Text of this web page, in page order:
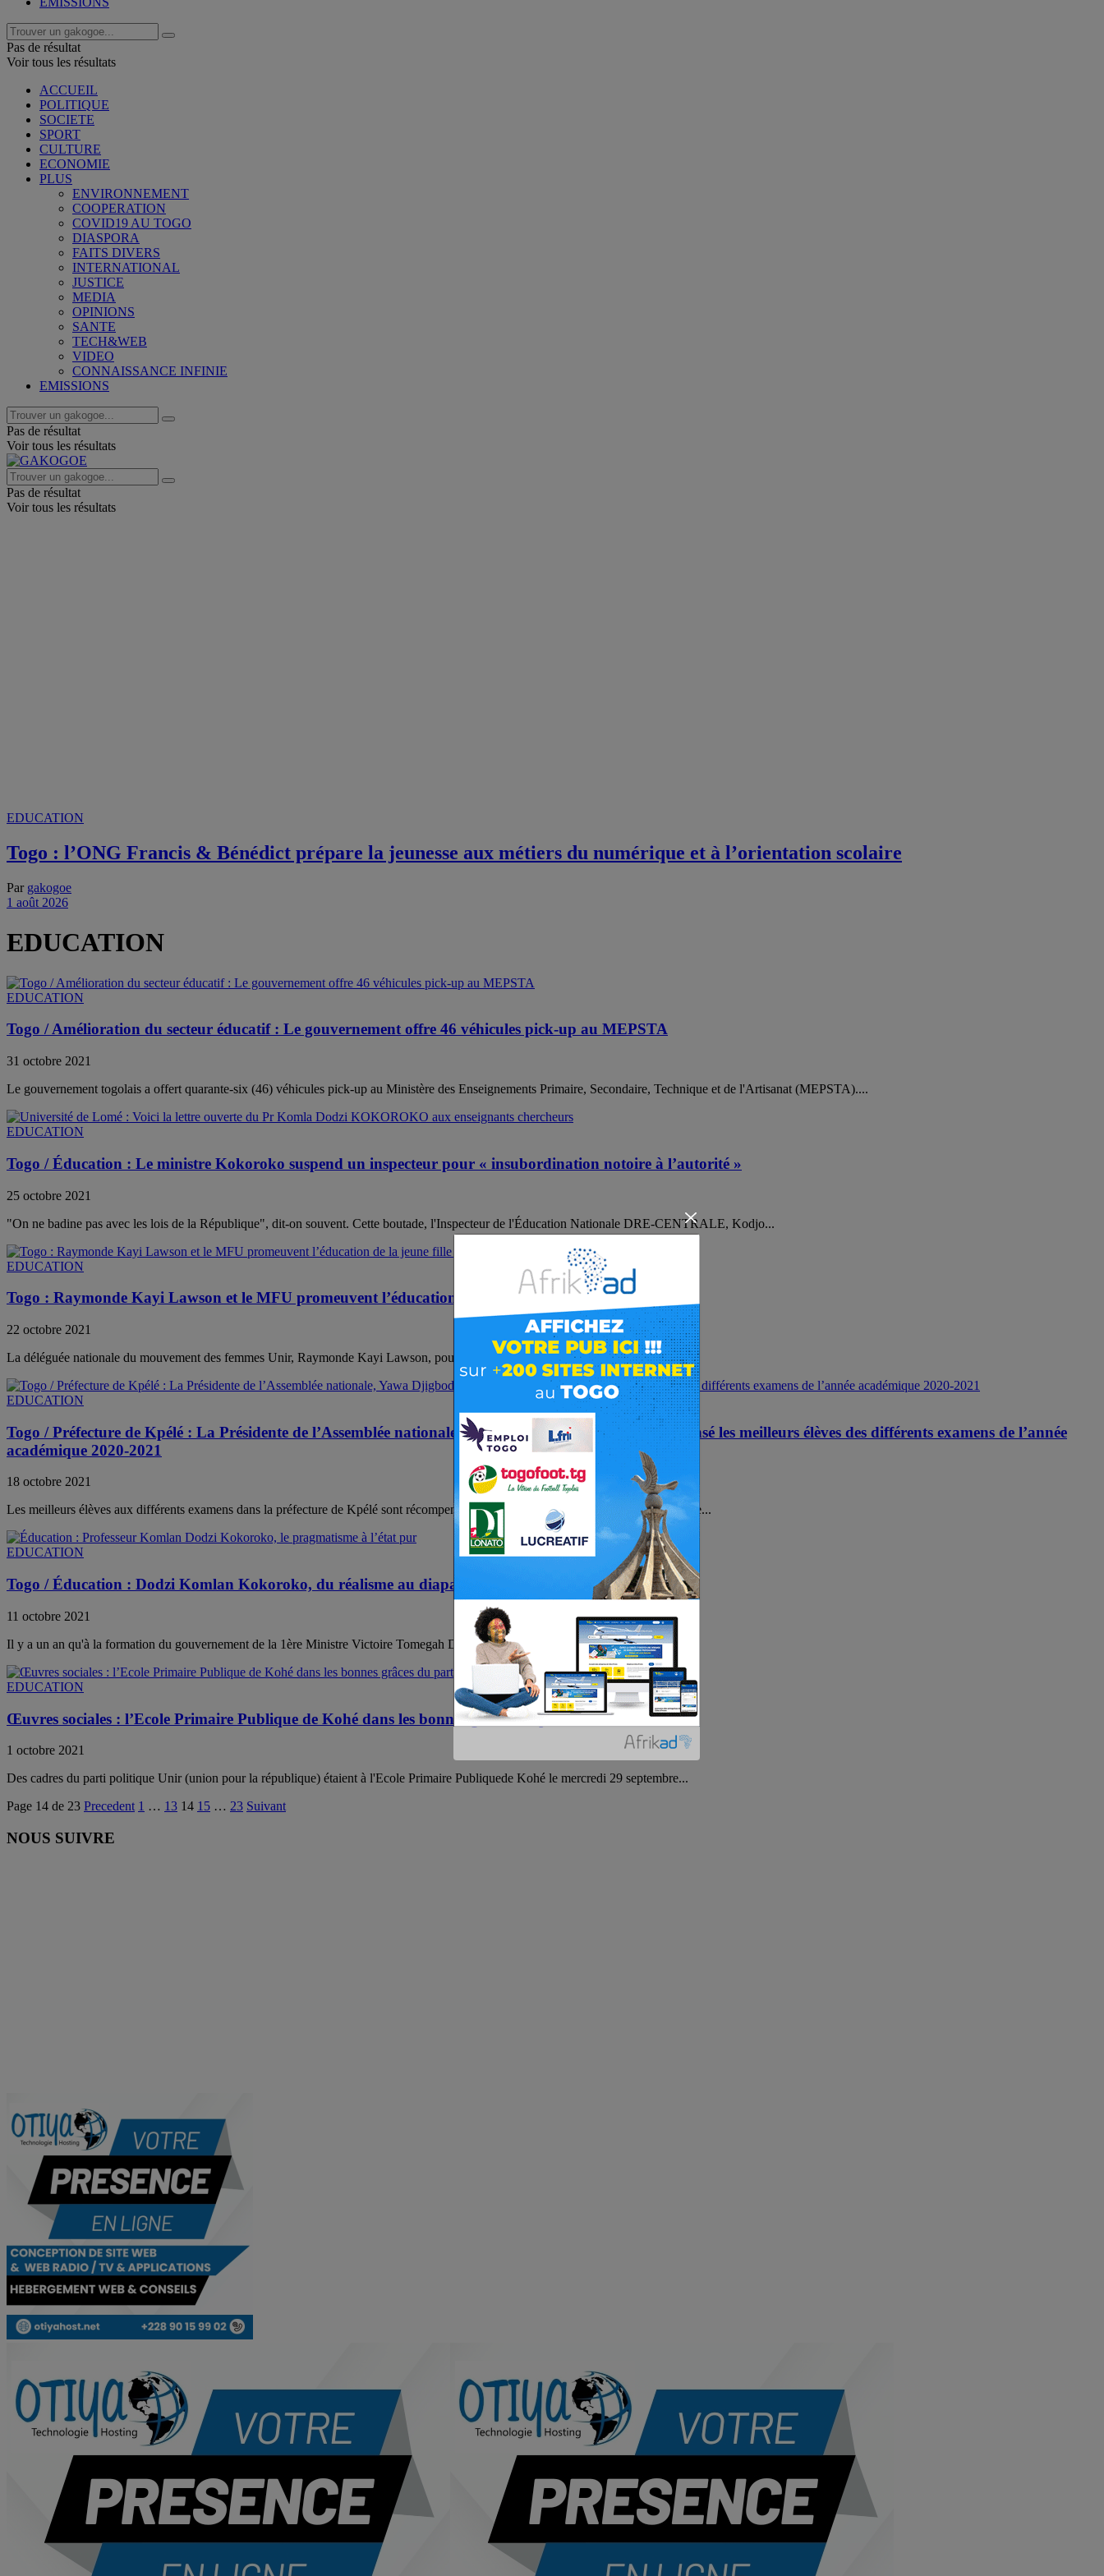
Pas de résultat
Voir tous les résultats
ACCUEIL
POLITIQUE
SOCIETE
SPORT
CULTURE
ECONOMIE
PLUS
ENVIRONNEMENT
COOPERATION
COVID19 AU TOGO
DIASPORA
FAITS DIVERS
INTERNATIONAL
JUSTICE
MEDIA
OPINIONS
SANTE
TECH&WEB
VIDEO
CONNAISSANCE INFINIE
EMISSIONS
Pas de résultat
Voir tous les résultats
Pas de résultat
Voir tous les résultats
EDUCATION
Togo : l’ONG Francis & Bénédict prépare la jeunesse aux métiers du numérique et à l’orientation scolaire
Par gakogoe
1 août 2026
EDUCATION
EDUCATION
Togo / Amélioration du secteur éducatif : Le gouvernement offre 46 véhicules pick-up au MEPSTA
31 octobre 2021
Le gouvernement togolais a offert quarante-six (46) véhicules pick-up au Ministère des Enseignements Primaire, Secondaire, Technique et de l'Artisanat (MEPSTA)....
EDUCATION
Togo / Éducation : Le ministre Kokoroko suspend un inspecteur pour « insubordination notoire à l’autorité »
25 octobre 2021
"On ne badine pas avec les lois de la République", dit-on souvent. Cette boutade, l'Inspecteur de l'Éducation Nationale DRE-CENTRALE, Kodjo...
EDUCATION
Togo : Raymonde Kayi Lawson et le MFU promeuvent l’éducation de la jeune fille en milieu scolaire
22 octobre 2021
La déléguée nationale du mouvement des femmes Unir, Raymonde Kayi Lawson, poursuit sa tournée nationale dans le cadre de la...
EDUCATION
Togo / Préfecture de Kpélé : La Présidente de l’Assemblée nationale, Yawa Djigbodi Tsègan, a récompensé les meilleurs élèves des différents examens de l’année
académique 2020-2021
18 octobre 2021
Les meilleurs élèves aux différents examens dans la préfecture de Kpélé sont récompensés par Yawa Djigbodi Tsègan, la Présidente de...
EDUCATION
Togo / Éducation : Dodzi Komlan Kokoroko, du réalisme au diapason des réformes
11 octobre 2021
Il y a un an qu'à la formation du gouvernement de la 1ère Ministre Victoire Tomegah Dogbé, le Professeur Komlan Dodzi...
EDUCATION
Œuvres sociales : l’Ecole Primaire Publique de Kohé dans les bonnes grâces du parti Unir
1 octobre 2021
Des cadres du parti politique Unir (union pour la république) étaient à l'Ecole Primaire Publiquede Kohé le mercredi 29 septembre...
Page 14 de 23 Precedent 1 … 13 14 15 … 23 Suivant
NOUS SUIVRE